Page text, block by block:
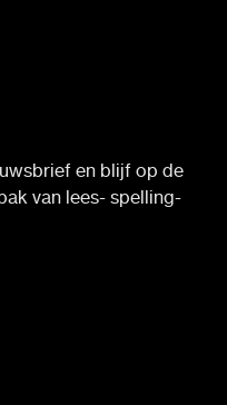
en blijf op de
van lees- spelling-